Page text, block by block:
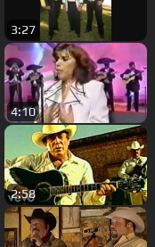
3:27
4:10
2:58